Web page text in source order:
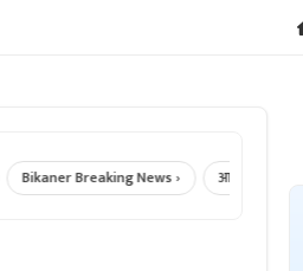
Bikaner Breaking News › आज का राशिफल ›